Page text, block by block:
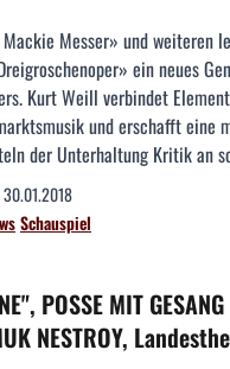
Messer» und weiteren
ein neues
Kurt Weill verbindet
und erschafft eine
der Unterhaltung Kritik an
30.01.2018
Schauspiel
POSSE MIT
NESTROY,